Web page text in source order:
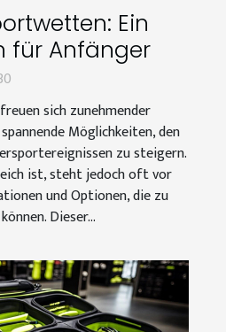
Ein
für Anfänger
sich zunehmender
Möglichkeiten, den
zu steigern.
ist, steht jedoch oft vor
und Optionen, die zu
Dieser...